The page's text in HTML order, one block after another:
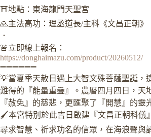
⛩️地點：東海龍門天聖宮
🙏主法高功：理丞道長/主科《文昌正朝》
．
🚨立即線上報名：
https://donghaimazu.com/product/20260512/
➖➖➖➖➖➖
💡當夏季天赦日遇上大智文殊菩薩聖誕，
難得的『能量重疊』。農曆四月四日，天
『赦免』的慈悲，更匯聚了『開慧』的靈
🖌️本宮特別於此吉日啟建『文昌正朝科儀
尋求智慧、祈求功名的信眾，在海浪聲與